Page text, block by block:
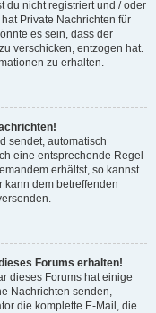
du nicht registriert und / oder
Private Nachrichten für
es sein, dass der
verschicken, entzogen hat.
zu erhalten.
sendet, automatisch
eine entsprechende Regel
erhältst, so kannst
kann dem betreffenden
Forums erhalten!
dieses Forums hat einige
Nachrichten senden,
die komplette E-Mail, die